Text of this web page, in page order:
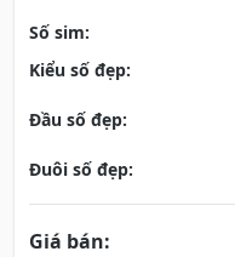
Số sim:
Kiểu số đẹp:
Đầu số đẹp:
Đuôi số đẹp:
Giá bán: